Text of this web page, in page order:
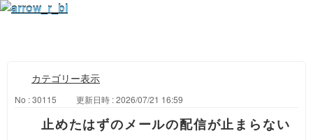
カテゴリー表示
No : 30115 更新日時 : 2026/07/21 16:59
止めたはずのメールの配信が止まらない